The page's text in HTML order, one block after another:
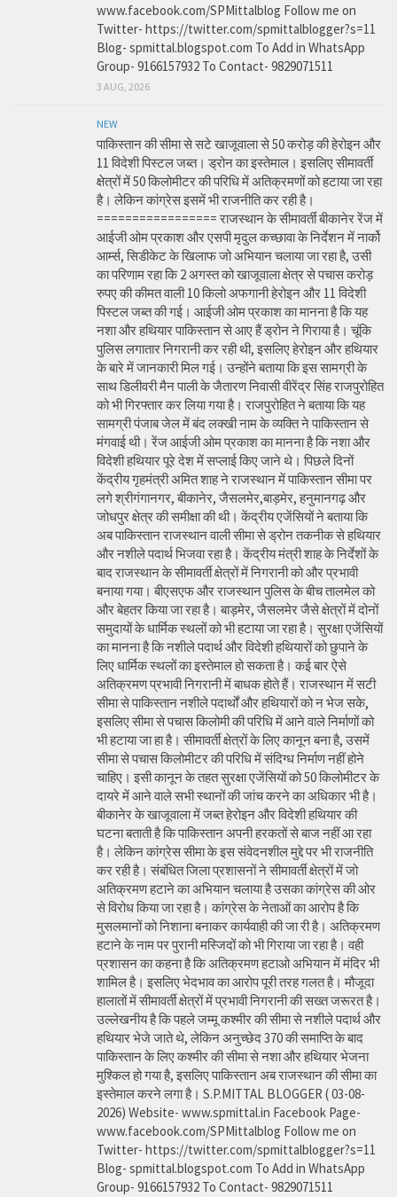
www.facebook.com/SPMittalblog Follow me on
Twitter- https://twitter.com/spmittalblogger?s=11
Blog- spmittal.blogspot.com To Add in WhatsApp
Group- 9166157932 To Contact- 9829071511
3 AUG, 2026
NEW
पाकिस्तान की सीमा से सटे खाजूवाला से 50 करोड़ की हेरोइन और
11 विदेशी पिस्टल जब्त। ड्रोन का इस्तेमाल। इसलिए सीमावर्ती
क्षेत्रों में 50 किलोमीटर की परिधि में अतिक्रमणों को हटाया जा रहा
है। लेकिन कांग्रेस इसमें भी राजनीति कर रही है।
================= राजस्थान के सीमावर्ती बीकानेर रेंज में
आईजी ओम प्रकाश और एसपी मृदुल कच्छावा के निर्देशन में नार्को
आर्म्स, सिडीकेट के खिलाफ जो अभियान चलाया जा रहा है, उसी
का परिणाम रहा कि 2 अगस्त को खाजूवाला क्षेत्र से पचास करोड़
रुपए की कीमत वाली 10 किलो अफगानी हेरोइन और 11 विदेशी
पिस्टल जब्त की गई। आईजी ओम प्रकाश का मानना है कि यह
नशा और हथियार पाकिस्तान से आए हैं ड्रोन ने गिराया है। चूंकि
पुलिस लगातार निगरानी कर रही थी, इसलिए हेरोइन और हथियार
के बारे में जानकारी मिल गई। उन्होंने बताया कि इस सामग्री के
साथ डिलीवरी मैन पाली के जैतारण निवासी वीरेंद्र सिंह राजपुरोहित
को भी गिरफ्तार कर लिया गया है। राजपुरोहित ने बताया कि यह
सामग्री पंजाब जेल में बंद लक्खी नाम के व्यक्ति ने पाकिस्तान से
मंगवाई थी। रेंज आईजी ओम प्रकाश का मानना है कि नशा और
विदेशी हथियार पूरे देश में सप्लाई किए जाने थे। पिछले दिनों
केंद्रीय गृहमंत्री अमित शाह ने राजस्थान में पाकिस्तान सीमा पर
लगे श्रीगंगानगर, बीकानेर, जैसलमेर,बाड़मेर, हनुमानगढ़ और
जोधपुर क्षेत्र की समीक्षा की थी। केंद्रीय एजेंसियों ने बताया कि
अब पाकिस्तान राजस्थान वाली सीमा से ड्रोन तकनीक से हथियार
और नशीले पदार्थ भिजवा रहा है। केंद्रीय मंत्री शाह के निर्देशों के
बाद राजस्थान के सीमावर्ती क्षेत्रों में निगरानी को और प्रभावी
बनाया गया। बीएसएफ और राजस्थान पुलिस के बीच तालमेल को
और बेहतर किया जा रहा है। बाड़मेर, जैसलमेर जैसे क्षेत्रों में दोनों
समुदायों के धार्मिक स्थलों को भी हटाया जा रहा है। सुरक्षा एजेंसियों
का मानना है कि नशीले पदार्थ और विदेशी हथियारों को छुपाने के
लिए धार्मिक स्थलों का इस्तेमाल हो सकता है। कई बार ऐसे
अतिक्रमण प्रभावी निगरानी में बाधक होते हैं। राजस्थान में सटी
सीमा से पाकिस्तान नशीले पदार्थों और हथियारों को न भेज सके,
इसलिए सीमा से पचास किलोमी की परिधि में आने वाले निर्माणों को
भी हटाया जा हा है। सीमावर्ती क्षेत्रों के लिए कानून बना है, उसमें
सीमा से पचास किलोमीटर की परिधि में संदिग्ध निर्माण नहीं होने
चाहिए। इसी कानून के तहत सुरक्षा एजेंसियों को 50 किलोमीटर के
दायरे में आने वाले सभी स्थानों की जांच करने का अधिकार भी है।
बीकानेर के खाजूवाला में जब्त हेरोइन और विदेशी हथियार की
घटना बताती है कि पाकिस्तान अपनी हरकतों से बाज नहीं आ रहा
है। लेकिन कांग्रेस सीमा के इस संवेदनशील मुद्दे पर भी राजनीति
कर रही है। संबंधित जिला प्रशासनों ने सीमावर्ती क्षेत्रों में जो
अतिक्रमण हटाने का अभियान चलाया है उसका कांग्रेस की ओर
से विरोध किया जा रहा है। कांग्रेस के नेताओं का आरोप है कि
मुसलमानों को निशाना बनाकर कार्यवाही की जा री है। अतिक्रमण
हटाने के नाम पर पुरानी मस्जिदों को भी गिराया जा रहा है। वही
प्रशासन का कहना है कि अतिक्रमण हटाओ अभियान में मंदिर भी
शामिल है। इसलिए भेदभाव का आरोप पूरी तरह गलत है। मौजूदा
हालातों में सीमावर्ती क्षेत्रों में प्रभावी निगरानी की सख्त जरूरत है।
उल्लेखनीय है कि पहले जम्मू कश्मीर की सीमा से नशीले पदार्थ और
हथियार भेजे जाते थे, लेकिन अनुच्छेद 370 की समाप्ति के बाद
पाकिस्तान के लिए कश्मीर की सीमा से नशा और हथियार भेजना
मुश्किल हो गया है, इसलिए पाकिस्तान अब राजस्थान की सीमा का
इस्तेमाल करने लगा है। S.P.MITTAL BLOGGER ( 03-08-
2026) Website- www.spmittal.in Facebook Page-
www.facebook.com/SPMittalblog Follow me on
Twitter- https://twitter.com/spmittalblogger?s=11
Blog- spmittal.blogspot.com To Add in WhatsApp
Group- 9166157932 To Contact- 9829071511